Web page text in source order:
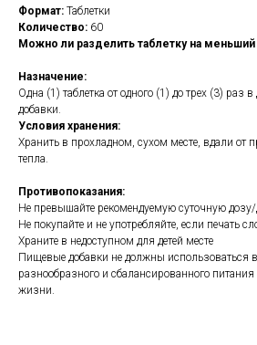
Формат: Таблетки
Количество: 60
Можно ли разделить таблетку на
Назначение:
Одна (1) таблетка от одного (1) до трех (3) раз
добавки.
Условия хранения:
Хранить в прохладном, сухом месте, вдали от
тепла.
Противопоказания:
Не превышайте рекомендуемую суточную дозу/
Не покупайте и не употребляйте, если печать
Храните в недоступном для детей месте
Пищевые добавки не должны использоваться
разнообразного и сбалансированного питания
жизни.